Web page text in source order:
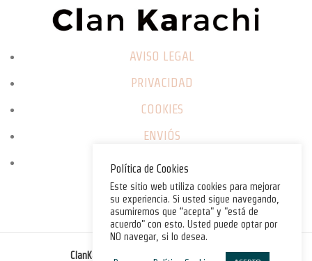
AVISO LEGAL
PRIVACIDAD
COOKIES
ENVIÓS
CAMBIOS / DEVOLUCIONES
ClanKarachi.com . All rights reserved.©
Política de Cookies
Este sitio web utiliza cookies para mejorar
su experiencia. Si usted sigue navegando,
asumiremos que “acepta" y "está de
acuerdo" con esto. Usted puede optar por
NO navegar, si lo desea.